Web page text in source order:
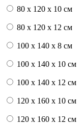
80 x 120 x 10 см
80 x 120 x 12 см
100 x 140 x 8 см
100 x 140 x 10 см
100 x 140 x 12 см
120 x 160 x 10 см
120 x 160 x 12 см